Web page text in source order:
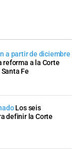
a partir de diciembre
reforma a la Corte
Fe
Los seis
definir la Corte